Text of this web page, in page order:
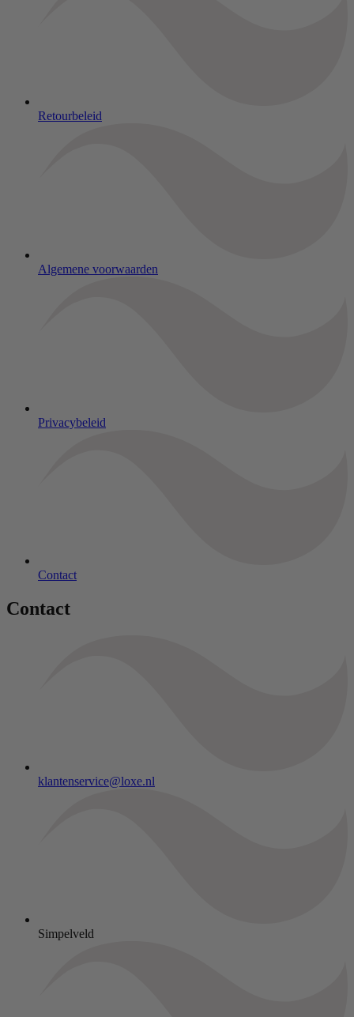
Retourbeleid
Algemene voorwaarden
Privacybeleid
Contact
Contact
klantenservice@loxe.nl
Simpelveld